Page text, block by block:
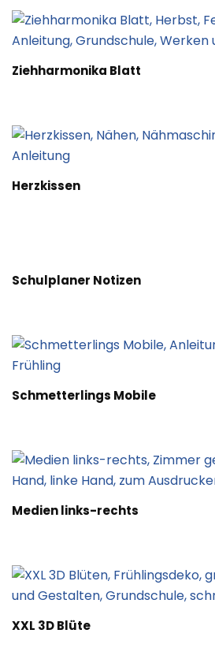
Ziehharmonika Blatt
Herzkissen
Schulplaner Notizen
Schmetterlings Mobile
Medien links-rechts
XXL 3D Blüte